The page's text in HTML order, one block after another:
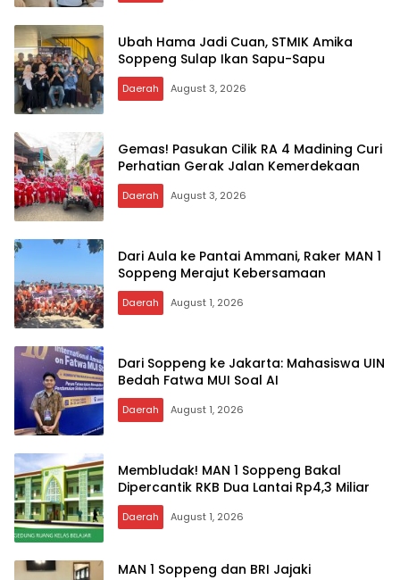
Ubah Hama Jadi Cuan, STMIK Amika
Soppeng Sulap Ikan Sapu-Sapu
Daerah August 3, 2026
Gemas! Pasukan Cilik RA 4 Madining Curi
Perhatian Gerak Jalan Kemerdekaan
Daerah August 3, 2026
Dari Aula ke Pantai Ammani, Raker MAN 1
Soppeng Merajut Kebersamaan
Daerah August 1, 2026
Dari Soppeng ke Jakarta: Mahasiswa UIN
Bedah Fatwa MUI Soal AI
Daerah August 1, 2026
Membludak! MAN 1 Soppeng Bakal
Dipercantik RKB Dua Lantai Rp4,3 Miliar
Daerah August 1, 2026
MAN 1 Soppeng dan BRI Jajaki